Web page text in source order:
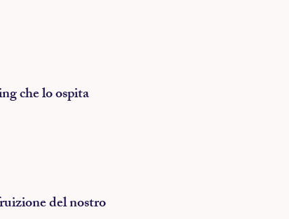
che lo ospita
del nostro